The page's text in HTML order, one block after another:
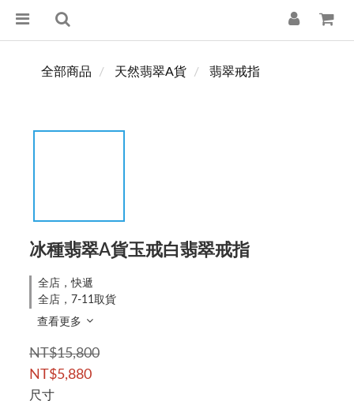
全部商品 天然翡翠A貨 翡翠戒指
冰種翡翠A貨玉戒白翡翠戒指
全店，快遞
全店，7-11取貨
查看更多
NT$15,800
NT$5,880
尺寸